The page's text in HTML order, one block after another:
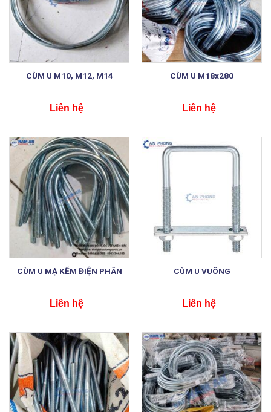
CÙM U M10, M12, M14
Liên hệ
CÙM U M18x280
Liên hệ
CÙM U MẠ KẼM ĐIỆN PHÂN
Liên hệ
CÙM U VUÔNG
Liên hệ